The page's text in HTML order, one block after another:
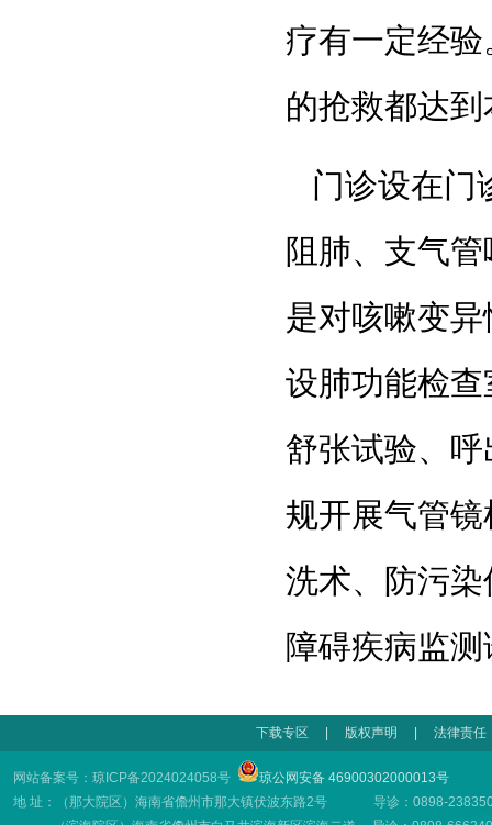
疗有一定经
的抢救都达
门诊设在门
阻肺、支气
是对咳嗽变
设肺功能检
舒张试验、
规开展气管
洗术、防污
障碍疾病监
下载专区 版权声明 法律责任
网站备案号：琼ICP备2024024058号
琼公网安备 46900302000013号
地 址：（那大院区）海南省儋州市那大镇伏波东路2号 导诊：0898-